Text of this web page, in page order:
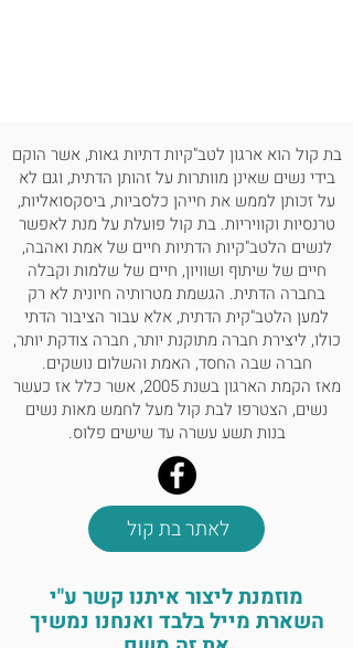
בת קול הוא ארגון לטב"קיות דתיות גאות, אשר הוקם
בידי נשים שאינן מוותרות על זהותן הדתית, וגם לא
על זכותן לממש את חייהן כלסביות, ביסקסואליות,
טרנסיות וקוויריות. בת קול פועלת על מנת לאפשר
לנשים הלטב"קיות הדתיות חיים של אמת ואהבה,
חיים של שיתוף ושוויון, חיים של שלמות וקבלה
בחברה הדתית. הגשמת מטרותיה חיונית לא רק
למען הלטב"קית הדתית, אלא עבור הציבור הדתי
כולו, ליצירת חברה מתוקנת יותר, חברה צודקת יותר,
חברה שבה החסד, האמת והשלום נושקים.
מאז הקמת הארגון בשנת 2005, אשר כלל אז כעשר
נשים, הצטרפו לבת קול מעל לחמש מאות נשים
בנות תשע עשרה עד שישים פלוס.
לאתר בת קול
מוזמנת ליצור איתנו קשר ע"י
השארת מייל בלבד ואנחנו נמשיך